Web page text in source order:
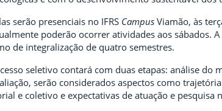
serão presenciais no IFRS Campus Viamão, às
poderão ocorrer atividades aos sábados.
de integralização de quatro semestres.
seletivo contará com duas etapas: análise do
serão considerados aspectos como
e coletivo e expectativas de atuação e pesquisa